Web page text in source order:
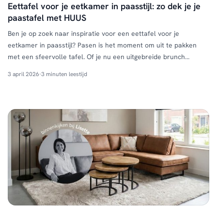
Eettafel voor je eetkamer in paasstijl: zo dek je je
paastafel met HUUS
Ben je op zoek naar inspiratie voor een eettafel voor je
eetkamer in paasstijl? Pasen is het moment om uit te pakken
met een sfeervolle tafel. Of je nu een uitgebreide brunch
maakt het verschil. In deze blog ontdek je hoe je een eettafel
3 april 2026·3 minuten leestijd